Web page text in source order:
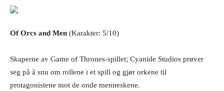
Of Orcs and Men (Karakter: 5/10)
Skaperne av Game of Thrones-spillet; Cyanide Studios prøver
seg på å snu om rollene i et spill og gjør orkene til
protagonistene mot de onde menneskene.